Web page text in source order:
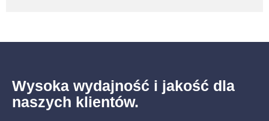
Wysoka wydajność i jakość dla
naszych klientów.